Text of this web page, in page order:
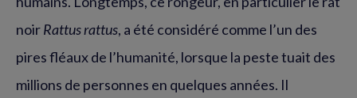
noirRattus rattus, a été considéré comme l’un des
pires fléaux de l’humanité, lorsque la peste tuait des
millions de personnes en quelques années. Il